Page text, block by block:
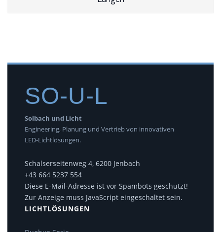
SO-U-L
Solbach und Licht
Engineering, Planung und Vertrieb von innovativen
LED-Lichtlösungen.
Schalserseitenweg 4, 6200 Jenbach
+43 664 5237 554
Diese E-Mail-Adresse ist vor Spambots geschützt!
Zur Anzeige muss JavaScript eingeschaltet sein.
LICHTLÖSUNGEN